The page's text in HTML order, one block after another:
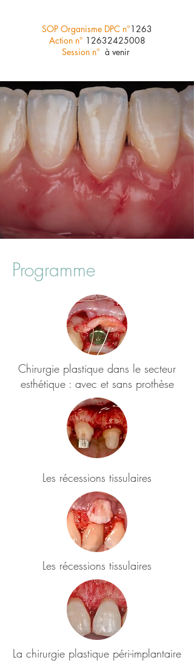
SOP Organisme DPC n°1263
Action n° 12632425008
Session n° à venir
Programme
Chirurgie plastique dans le secteur
esthétique : avec et sans prothèse
Les récessions tissulaires
Les récessions tissulaires
La chirurgie plastique péri-implantaire